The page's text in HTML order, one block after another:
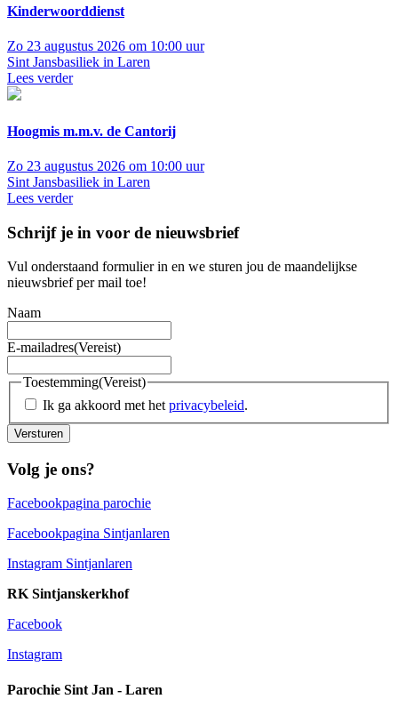
Kinderwoorddienst
Zo 23 augustus 2026 om 10:00 uur
Sint Jansbasiliek in Laren
Lees verder
Hoogmis m.m.v. de Cantorij
Zo 23 augustus 2026 om 10:00 uur
Sint Jansbasiliek in Laren
Lees verder
Schrijf je in voor de nieuwsbrief
Vul onderstaand formulier in en we sturen jou de maandelijkse
nieuwsbrief per mail toe!
Naam
E-mailadres(Vereist)
Toestemming(Vereist)
Ik ga akkoord met het privacybeleid.
Versturen
Volg je ons?
Facebookpagina parochie
Facebookpagina Sintjanlaren
Instagram Sintjanlaren
RK Sintjanskerkhof
Facebook
Instagram
Parochie Sint Jan - Laren